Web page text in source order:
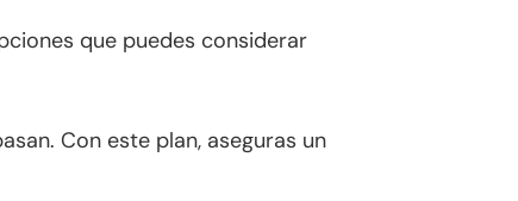
que puedes considerar
Con este plan, aseguras un